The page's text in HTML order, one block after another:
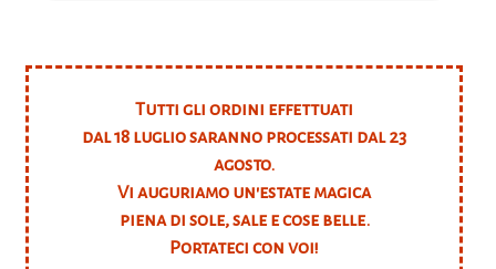
Tutti gli ordini effettuati
dal 18 luglio saranno processati dal 23
agosto.
Vi auguriamo un'estate magica
piena di sole, sale e cose belle.
Portateci con voi!